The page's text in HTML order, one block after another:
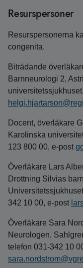
Resurspersoner
Resurspersonerna
congenita.
Biträdande
Barnneurologi 2,
Docent, överläkare
Karolinska
123 800 00, e-post
Överläkare Lars
Drottning Silvias
342 10 00, e-post
Överläkare Sara
Neurologen,
telefon 031-342 10